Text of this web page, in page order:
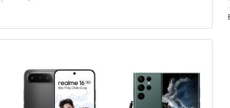
như khi mua máy mới 100%.